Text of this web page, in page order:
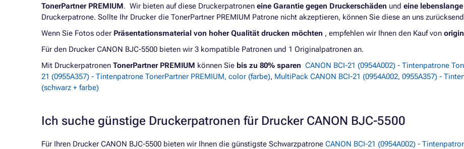
TonerPartner PREMIUM. Wir bieten auf diese Druckerpatronen eine Garantie gegen Druckerschäden und eine
Druckerpatrone. Sollte Ihr Drucker die TonerPartner PREMIUM Patrone nicht akzeptieren, können Sie diese an uns
Wenn Sie Fotos oder Präsentationsmaterial von hoher Qualität drucken möchten , empfehlen wir Ihnen den Kauf von
Für den Drucker CANON BJC-5500 bieten wir 3 kompatible Patronen und 1 Originalpatronen an.
Mit Druckerpatronen TonerPartner PREMIUM können Sie bis zu 80% sparen CANON BCI-21 (0954A002) - Tintenpatrone
21 (0955A357) - Tintenpatrone TonerPartner PREMIUM, color (farbe), MultiPack CANON BCI-21 (0954A002, 0955A357) -
(schwarz + farbe)
Ich suche günstige Druckerpatronen für Drucker CANON BJC-5500
Für Ihren Drucker CANON BJC-5500 bieten wir Ihnen die günstigste Schwarzpatrone CANON BCI-21 (0954A002) -